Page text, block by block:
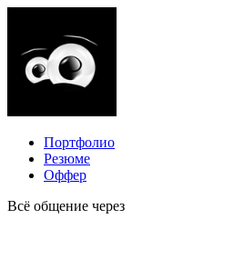
Портфолио
Резюме
Оффер
Всё общение через